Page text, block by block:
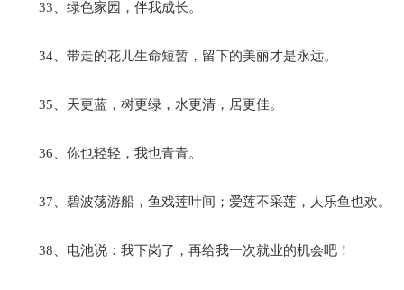
33、绿色家园，伴我成长。
34、带走的花儿生命短暂，留下的美丽才是永远。
35、天更蓝，树更绿，水更清，居更佳。
36、你也轻轻，我也青青。
37、碧波荡游船，鱼戏莲叶间；爱莲不采莲，人乐鱼也欢。
38、电池说：我下岗了，再给我一次就业的机会吧！